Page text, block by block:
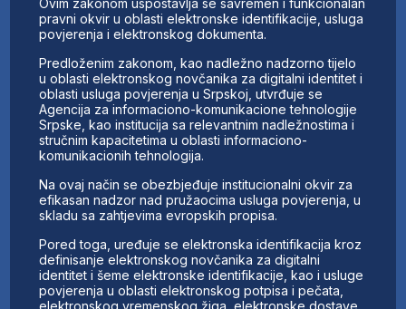
pravni okvir u oblasti elektronske identifikacije, usluga
povjerenja i elektronskog dokumenta.
Predloženim zakonom, kao nadležno nadzorno tijelo
u oblasti elektronskog novčanika za digitalni identitet i
oblasti usluga povjerenja u Srpskoj, utvrđuje se
Agencija za informaciono-komunikacione tehnologije
Srpske, kao institucija sa relevantnim nadležnostima i
stručnim kapacitetima u oblasti informaciono-
komunikacionih tehnologija.
Na ovaj način se obezbjeđuje institucionalni okvir za
efikasan nadzor nad pružaocima usluga povjerenja, u
skladu sa zahtjevima evropskih propisa.
Pored toga, uređuje se elektronska identifikacija kroz
definisanje elektronskog novčanika za digitalni
identitet i šeme elektronske identifikacije, kao i usluge
povjerenja u oblasti elektronskog potpisa i pečata,
elektronskog vremenskog žiga, elektronske dostave,